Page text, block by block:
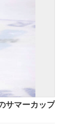
サマーカップ